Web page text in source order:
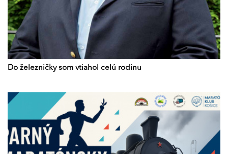
Do železničky som vtiahol celú rodinu